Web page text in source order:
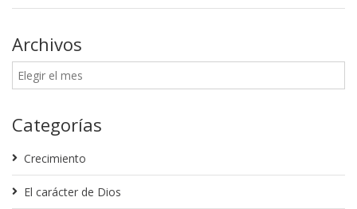
Archivos
Categorías
Crecimiento
El carácter de Dios